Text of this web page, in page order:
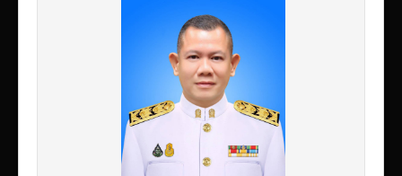
ร้องเรียน/ร้องทุกข์/สอบถามรายละเอียด
เผยแพร่ผลงานวิชาการ
ข้อมูลเปิดเผยต่อสาธารณะ ita 2569